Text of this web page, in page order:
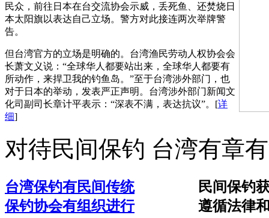
民众，前往日本在台交流协会示威，丢死鱼、还焚烧日
本太阳旗以表达自己立场。警方对此接连两次举牌警
告。
但台湾官方的立场是明确的。台湾渔民劳动人权协会会
长萧文义说：“全球华人都要站出来，全球华人都要有
所动作，来捍卫我的钓鱼岛。”至于台湾涉外部门，也
对于日本的举动，发表严正声明。台湾涉外部门新闻文
化司副司长章计平表示：“深表不满，表达抗议”。 [详
细]
对待民间保钓 台湾有章
台湾保钓有民间传统
保钓协会有组织进行
民间保钓
遵循法律